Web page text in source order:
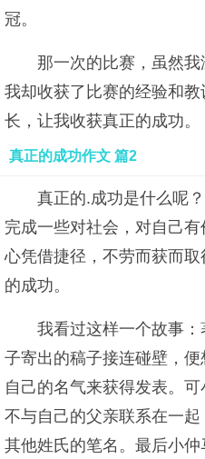
冠。
那一次的比赛，虽然
我却收获了比赛的经验和
长，让我收获真正的成功。
真正的成功作文 篇2
真正的.成功是什么呢
完成一些对社会，对自己
心凭借捷径，不劳而获而
的成功。
我看过这样一个故事
子寄出的稿子接连碰壁，
自己的名气来获得发表。
不与自己的父亲联系在一
其他姓氏的笔名。最后小